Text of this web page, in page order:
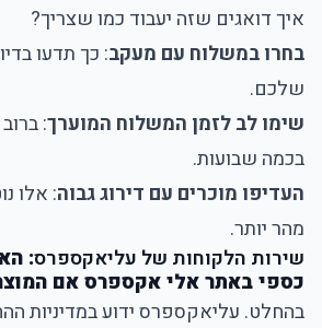
איך דואגים שזה יעבוד כמו שצריך?
בחרו במשלוח עם מעקב: כך תדעו
שלכם.
שימו לב לזמן המשלוח המוערך:
בכמה שבועות.
העדיפו מוכרים עם דירוג גבוה: אלו
מהר יותר.
שירות הלקוחות של עליאקספרס:
כספי באתר אלי אקספרס אם
בהחלט. עליאקספרס ידוע במדיניות